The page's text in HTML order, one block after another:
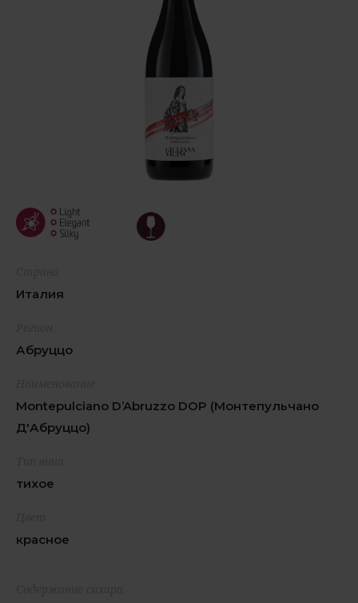
Италия
Абруццо
Montepulciano D’Abruzzo DOP (Монтепульчано
Д'Абруццо)
тихое
красное